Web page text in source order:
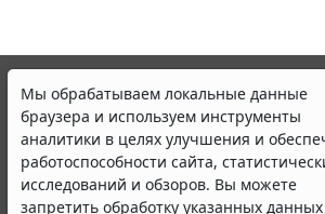
Мы обрабатываем локальные данные
браузера и используем инструменты
аналитики в целях улучшения и
работоспособности сайта,
исследований и обзоров. Вы можете
запретить обработку указанных
© ООО "НПП "ГАРАНТ-СЕРВИС", 2026.
участниками Российской ассоциации
Все права на материалы сайта
Полное или частичное
Правила использования портала.